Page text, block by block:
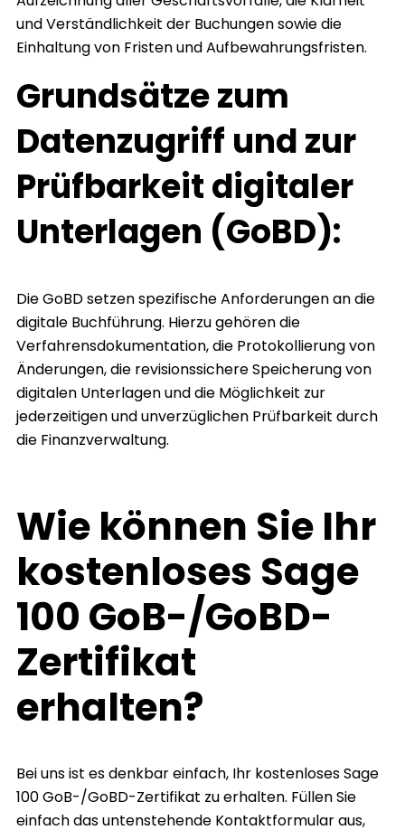
und Verständlichkeit der Buchungen sowie die
Einhaltung von Fristen und Aufbewahrungsfristen.
Grundsätze zum
Datenzugriff und zur
Prüfbarkeit digitaler
Unterlagen (GoBD):
Die GoBD setzen spezifische Anforderungen an die
digitale Buchführung. Hierzu gehören die
Verfahrensdokumentation, die Protokollierung von
Änderungen, die revisionssichere Speicherung von
digitalen Unterlagen und die Möglichkeit zur
jederzeitigen und unverzüglichen Prüfbarkeit durch
die Finanzverwaltung.
Wie können Sie Ihr
kostenloses Sage
100 GoB-/GoBD-
Zertifikat
erhalten?
Bei uns ist es denkbar einfach, Ihr kostenloses Sage
100 GoB-/GoBD-Zertifikat zu erhalten. Füllen Sie
einfach das untenstehende Kontaktformular aus,